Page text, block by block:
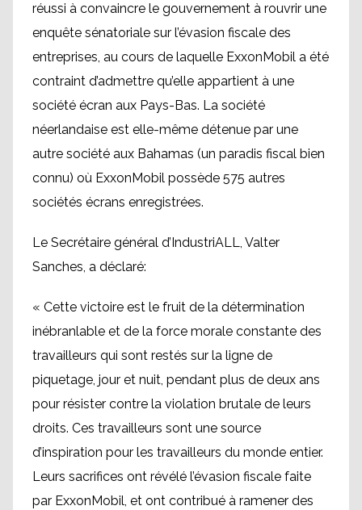
réussi à convaincre le gouvernement à rouvrir une
enquête sénatoriale sur l’évasion fiscale des
entreprises, au cours de laquelle ExxonMobil a été
contraint d’admettre qu’elle appartient à une
société écran aux Pays-Bas. La société
néerlandaise est elle-même détenue par une
autre société aux Bahamas (un paradis fiscal bien
connu) où ExxonMobil possède 575 autres
sociétés écrans enregistrées.
Le Secrétaire général d’IndustriALL, Valter
Sanches, a déclaré:
« Cette victoire est le fruit de la détermination
inébranlable et de la force morale constante des
travailleurs qui sont restés sur la ligne de
piquetage, jour et nuit, pendant plus de deux ans
pour résister contre la violation brutale de leurs
droits. Ces travailleurs sont une source
d’inspiration pour les travailleurs du monde entier.
Leurs sacrifices ont révélé l’évasion fiscale faite
par ExxonMobil, et ont contribué à ramener des